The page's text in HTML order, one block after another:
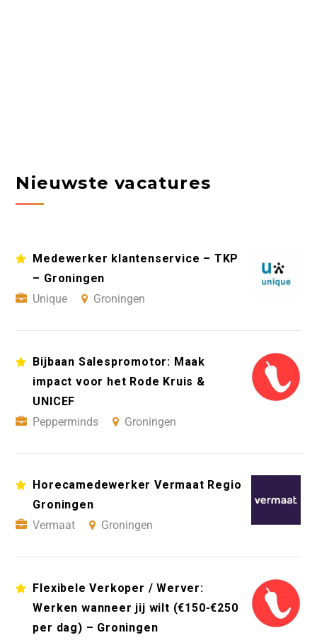
Nieuwste vacatures
Medewerker klantenservice – TKP
– Groningen
Unique
Groningen
Bijbaan Salespromotor: Maak
impact voor het Rode Kruis &
UNICEF
Pepperminds
Groningen
Horecamedewerker Vermaat Regio
Groningen
Vermaat
Groningen
Flexibele Verkoper / Werver:
Werken wanneer jij wilt (€150-€250
per dag) – Groningen